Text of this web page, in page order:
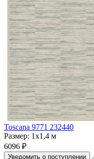
Toscana 9771 232440
Размер: 1x1,4 м
6096 ₽
Уведомить о поступлении